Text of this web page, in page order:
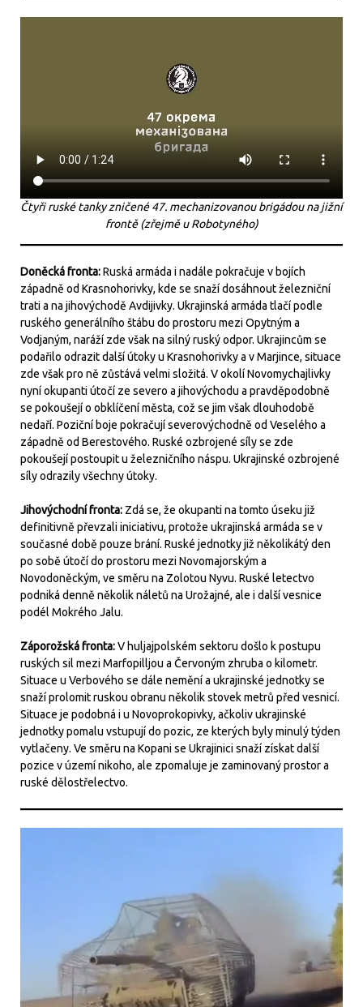
Čtyři ruské tanky zničené 47. mechanizovanou brigádou na jižní
frontě (zřejmě u Robotyného)
Doněcká fronta:Ruská armáda i nadále pokračuje v bojích
západně od Krasnohorivky, kde se snaží dosáhnout železniční
trati a na jihovýchodě Avdijivky. Ukrajinská armáda tlačí podle
ruského generálního štábu do prostoru mezi Opytným a
Vodjaným, naráží zde však na silný ruský odpor. Ukrajincům se
podařilo odrazit další útoky u Krasnohorivky a v Marjince, situace
zde však pro ně zůstává velmi složitá. V okolí Novomychajlivky
nyní okupanti útočí ze severo a jihovýchodu a pravděpodobně
se pokoušejí o obklíčení města, což se jim však dlouhodobě
nedaří. Poziční boje pokračují severovýchodně od Veselého a
západně od Berestového. Ruské ozbrojené síly se zde
pokoušejí postoupit u železničního náspu. Ukrajinské ozbrojené
síly odrazily všechny útoky.
Jihovýchodní fronta: Zdá se, že okupanti na tomto úseku již
definitivně převzali iniciativu, protože ukrajinská armáda se v
současné době pouze brání. Ruské jednotky již několikátý den
po sobě útočí do prostoru mezi Novomajorským a
Novodoněckým, ve směru na Zolotou Nyvu. Ruské letectvo
podniká denně několik náletů na Urožajné, ale i další vesnice
podél Mokrého Jalu.
Záporožská fronta:V huljajpolském sektoru došlo k postupu
ruských sil mezi Marfopilljou a Červoným zhruba o kilometr.
Situace u Verbového se dále nemění a ukrajinské jednotky se
snaží prolomit ruskou obranu několik stovek metrů před vesnicí.
Situace je podobná i u Novoprokopivky, ačkoliv ukrajinské
jednotky pomalu vstupují do pozic, ze kterých byly minulý týden
vytlačeny. Ve směru na Kopani se Ukrajinici snaží získat další
pozice v území nikoho, ale zpomaluje je zaminovaný prostor a
ruské dělostřelectvo.